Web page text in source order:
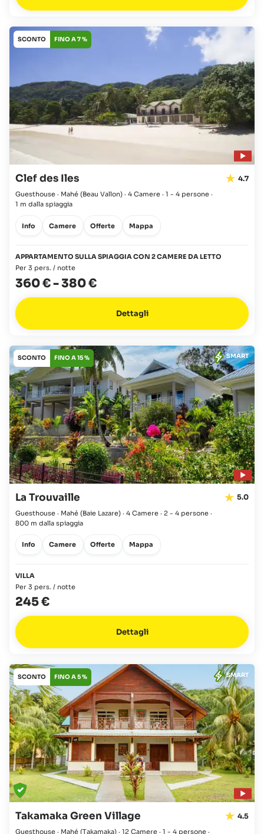
SCONTO FINO A 7 %
Clef des Iles 4.7
Guesthouse · Mahé (Beau Vallon) · 4 Camere · 1 - 4 persone ·
1 m dalla spiaggia
Info Camere Offerte Mappa
APPARTAMENTO SULLA SPIAGGIA CON 2 CAMERE DA LETTO
Per 3 pers. / notte
360 €-380 €
Dettagli
SCONTO FINO A 15 % SMART
La Trouvaille 5.0
Guesthouse · Mahé (Baie Lazare) · 4 Camere · 2 - 4 persone ·
800 m dalla spiaggia
Info Camere Offerte Mappa
VILLA
Per 3 pers. / notte
245 €
Dettagli
SCONTO FINO A 5 % SMART
Takamaka Green Village 4.5
Guesthouse · Mahé (Takamaka) · 12 Camere · 1 - 4 persone ·